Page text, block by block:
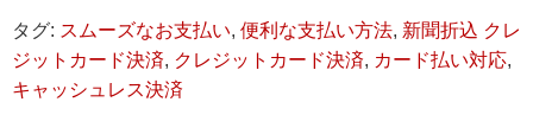
タグ: スムーズなお支払い, 便利な支払い方法, 新聞折込 クレ
ジットカード決済, クレジットカード決済, カード払い対応,
キャッシュレス決済